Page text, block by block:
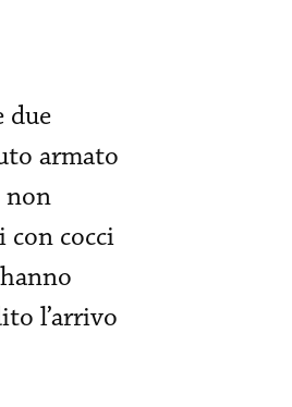
due
armato
non
cocci
l’arrivo